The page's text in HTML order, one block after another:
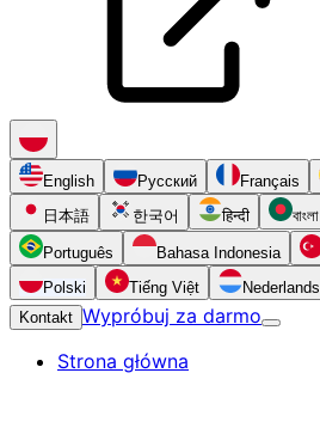
English Русский Français
日本語
한국어 हिन्दी বাংলা
Português Bahasa Indonesia
Polski
Tiếng Việt Nederlands
Kontakt Wypróbuj za darmo
Strona główna